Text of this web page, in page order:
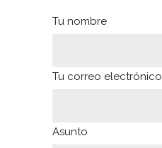
Tu nombre
Tu correo electrónico
Asunto